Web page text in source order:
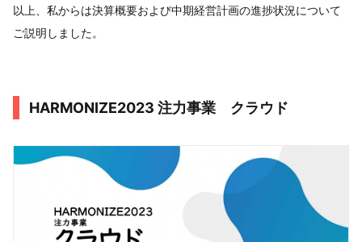
以上、私からは決算概要および中期経営計画の進捗状況について
ご説明しました。
HARMONIZE2023 注力事業 クラウド